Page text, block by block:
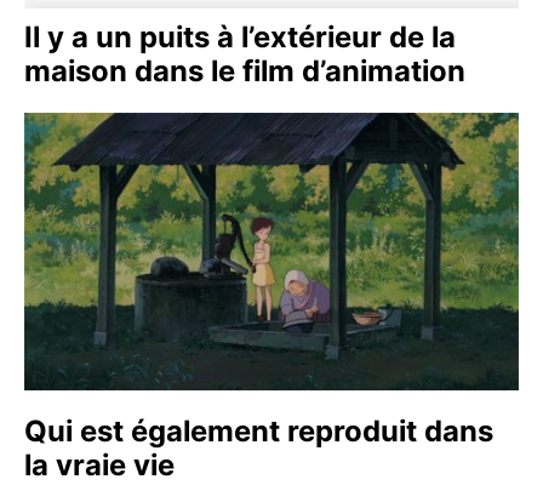
Il y a un puits à l’extérieur de la
maison dans le film d’animation
Qui est également reproduit dans
la vraie vie